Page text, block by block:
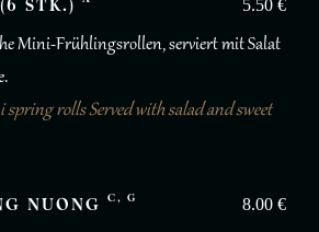
5.50 €
Mini-Frühlingsrollen, serviert mit Salat
rolls Served with salad and sweet
NUONGC, G 8.00 €